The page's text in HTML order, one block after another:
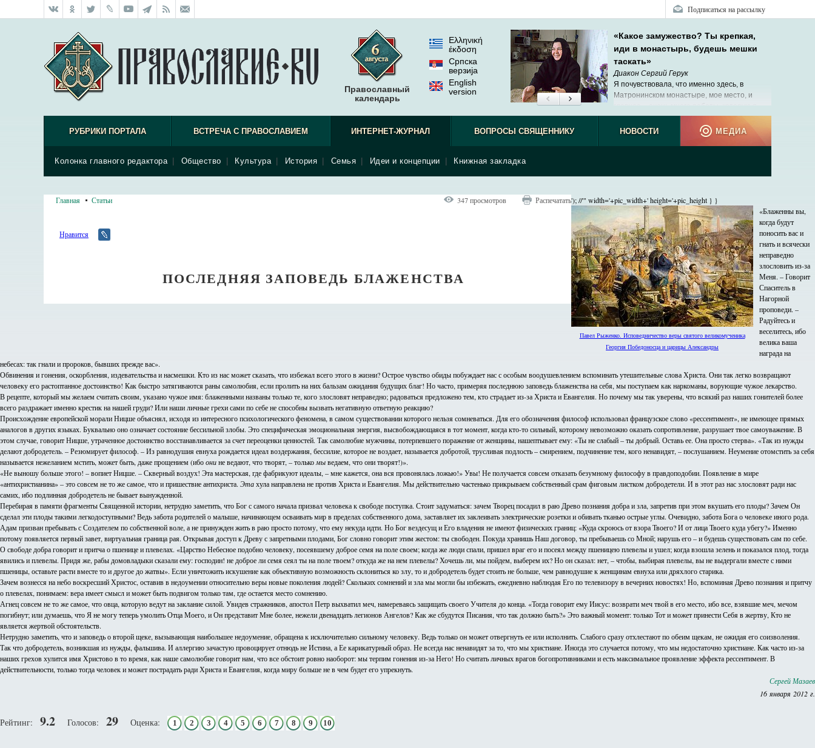
Подписаться на рассылку
Православный
календарь
Ελληνική
έκδοση
Српска
верзиjа
English
version
«Какое замужество? Ты крепкая,
иди в монастырь, будешь мешки
таскать»
Диакон Сергий Герук
Я почувствовала, что именно здесь, в
Матронинском монастыре, мое место, и
люблю и умею делать.
РУБРИКИ ПОРТАЛА ВСТРЕЧА С ПРАВОСЛАВИЕМ ИНТЕРНЕТ-ЖУРНАЛ
Колонка главного редактора Общество Культура История Семья Идеи и концепции Книжная закладка
ВОПРОСЫ СВЯЩЕННИКУ НОВОСТИ МЕДИА
Главная Статьи 347 просмотров Распечатать
Нравится
ПОСЛЕДНЯЯ ЗАПОВЕДЬ БЛАЖЕНСТВА
'); //'" width='+pic_width+' height='+pic_height } }
Павел Рыженко. Исповедничество веры святого великомученика
Георгия Победоносца и царицы Александры
«Блаженны вы,
когда будут
поносить вас и
гнать и всячески
неправедно
злословить из-за
Меня. – Говорит
Спаситель в
Нагорной
проповеди. –
Радуйтесь и
веселитесь, ибо
велика ваша
награда на
небесах: так гнали и пророков, бывших прежде вас».
Обвинения и гонения, оскорбления, издевательства и насмешки. Кто из нас может сказать, что избежал всего этого в жизни? Острое чувство обиды побуждает нас с особым воодушевлением вспоминать утешительные слова Христа. Они так легко возвращают
человеку его растоптанное достоинство! Как быстро затягиваются раны самолюбия, если пролить на них бальзам ожидания будущих благ! Но часто, примеряя последнюю заповедь блаженства на себя, мы поступаем как наркоманы, ворующие чужое лекарство.
В рецепте, который мы желаем считать своим, указано чужое имя: блаженными названы только те, кого злословят неправедно; радоваться предложено тем, кто страдает из-за Христа и Евангелия. Но почему мы так уверены, что всякий раз наших гонителей более
всего раздражает именно крестик на нашей груди? Или наши личные грехи сами по себе не способны вызвать негативную ответную реакцию?
Происхождение европейской морали Ницше объяснял, исходя из интересного психологического феномена, в самом существовании которого нельзя сомневаться. Для его обозначения философ использовал французское слово «рессентимент», не имеющее прямых
аналогов в других языках. Буквально оно означает состояние бессильной злобы. Это специфическая эмоциональная энергия, высвобождающаяся в тот момент, когда кто-то сильный, которому невозможно оказать сопротивление, разрушает твое самоуважение. В
этом случае, говорит Ницше, утраченное достоинство восстанавливается за счет переоценки ценностей. Так самолюбие мужчины, потерпевшего поражение от женщины, нашептывает ему: «Ты не слабый – ты добрый. Оставь ее. Она просто стерва». «Так из нужды
делают добродетель. – Резюмирует философ. – Из равнодушия евнуха рождается идеал воздержания, бессилие, которое не воздает, называется добротой, трусливая подлость – смирением, подчинение тем, кого ненавидят, – послушанием. Неумение отомстить за себя
называется нежеланием мстить, может быть, даже прощением (ибоонине ведают, что творят, – только мыведаем, что они творят!)».
«Не выношу больше этого! – вопиет Ницше. – Скверный воздух! Эта мастерская, где фабрикуют идеалы, – мне кажется, она вся провонялась ложью!» Увы! Не получается совсем отказать безумному философу в правдоподобии. Появление в мире
«антихристианина» – это совсем не то же самое, что и пришествие антихриста. Этахула направлена не против Христа и Евангелия. Мы действительно частенько прикрываем собственный срам фиговым листком добродетели. И в этот раз нас злословят ради нас
самих, ибо подлинная добродетель не бывает вынужденной.
Перебирая в памяти фрагменты Священной истории, нетрудно заметить, что Бог с самого начала призвал человека к свободе поступка. Стоит задуматься: зачем Творец посадил в раю Древо познания добра и зла, запретив при этом вкушать его плоды? Зачем Он
сделал эти плоды такими легкодоступными? Ведь забота родителей о малыше, начинающем осваивать мир в пределах собственного дома, заставляет их заклеивать электрические розетки и обивать тканью острые углы. Очевидно, забота Бога о человеке иного рода.
Адам призван пребывать с Создателем по собственной воле, а не принужден жить в раю просто потому, что ему некуда идти. Но Бог вездесущ и Его владения не имеют физических границ: «Куда скроюсь от взора Твоего? И от лица Твоего куда убегу?» Именно
потому появляется первый завет, виртуальная граница рая. Открывая доступ к Древу с запретными плодами, Бог словно говорит этим жестом: ты свободен. Покуда хранишь Наш договор, ты пребываешь со Мной; нарушь его – и будешь существовать сам по себе.
О свободе добра говорит и притча о пшенице и плевелах. «Царство Небесное подобно человеку, посеявшему доброе семя на поле своем; когда же люди спали, пришел враг его и посеял между пшеницею плевелы и ушел; когда взошла зелень и показался плод, тогда
явились и плевелы. Придя же, рабы домовладыки сказали ему: господин! не доброе ли семя сеял ты на поле твоем? откуда же на нем плевелы? Хочешь ли, мы пойдем, выберем их? Но он сказал: нет, – чтобы, выбирая плевелы, вы не выдергали вместе с ними
пшеницы, оставьте расти вместе то и другое до жатвы». Если уничтожить искушение как объективную возможность склониться ко злу, то и добродетель будет стоить не больше, чем равнодушие к женщинам евнуха или дряхлого старика.
Зачем вознесся на небо воскресший Христос, оставив в недоумении относительно веры новые поколения людей? Скольких сомнений и зла мы могли бы избежать, ежедневно наблюдая Его по телевизору в вечерних новостях! Но, вспоминая Древо познания и притчу
о плевелах, понимаем: вера имеет смысл и может быть подвигом только там, где остается место сомнению.
Агнец совсем не то же самое, что овца, которую ведут на заклание силой. Увидев стражников, апостол Петр выхватил меч, намереваясь защищать своего Учителя до конца. «Тогда говорит ему Иисус: возврати меч твой в его место, ибо все, взявшие меч, мечом
погибнут; или думаешь, что Я не могу теперь умолить Отца Моего, и Он представит Мне более, нежели двенадцать легионов Ангелов? Как же сбудутся Писания, что так должно быть?» Это важный момент: только Тот и может принести Себя в жертву, Кто не
является жертвой обстоятельств.
Нетрудно заметить, что и заповедь о второй щеке, вызывающая наибольшее недоумение, обращена к исключительно сильному человеку. Ведь только он может отвергнуть ее или исполнить. Слабого сразу отхлестают по обеим щекам, не ожидая его соизволения.
Так что добродетель, возникшая из нужды, фальшива. И аллергию зачастую провоцирует отнюдь не Истина, а Ее карикатурный образ. Не всегда нас ненавидят за то, что мы христиане. Иногда это случается потому, что мы недостаточно христиане. Как часто из-за
наших грехов хулится имя Христово в то время, как наше самолюбие говорит нам, что все обстоит ровно наоборот: мы терпим гонения из-за Него! Но считать личных врагов богопротивниками и есть максимальное проявление эффекта рессентимент. В
действительности, только тогда человек и может пострадать ради Христа и Евангелия, когда миру больше не в чем будет его упрекнуть.
Сергей Мазаев
16 января 2012 г.
Рейтинг: 9.2 Голосов: 29 Оценка: 1 2 3 4 5 6 7 8 9 10